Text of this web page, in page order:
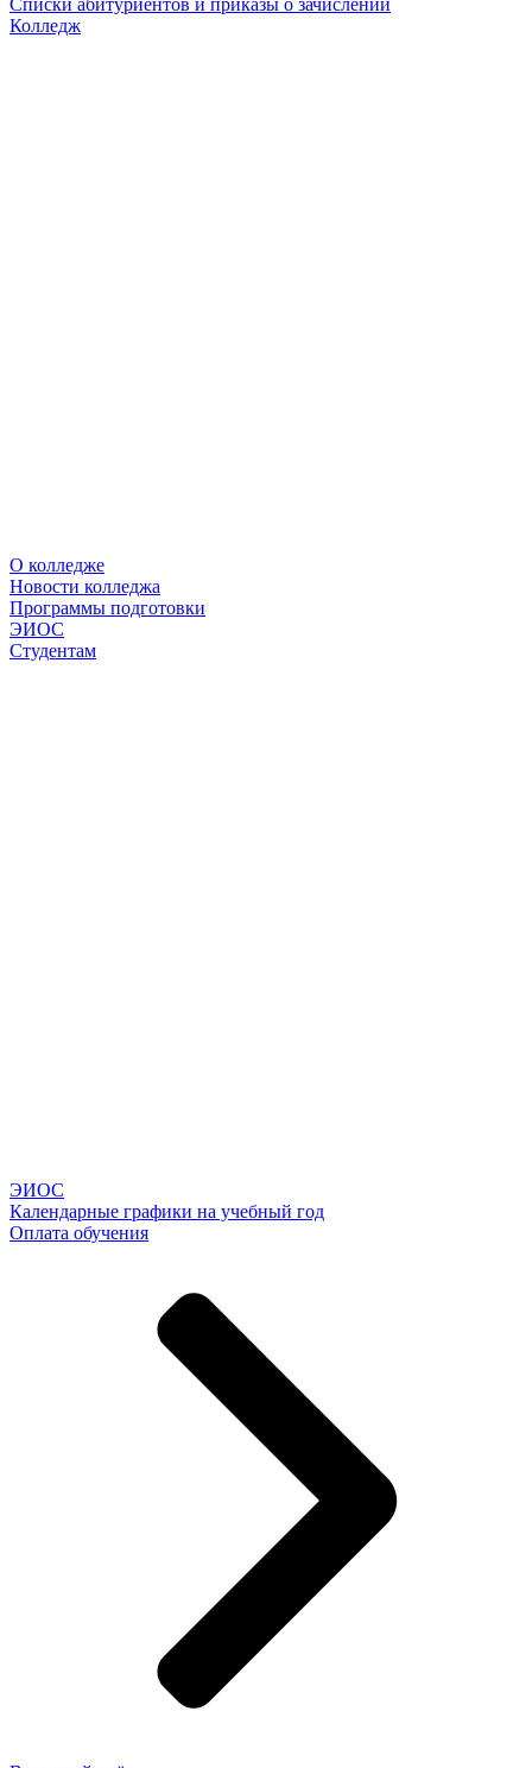
Списки абитуриентов и приказы о зачислении
Колледж
О колледже
Новости колледжа
Программы подготовки
ЭИОС
Студентам
ЭИОС
Календарные графики на учебный год
Оплата обучения